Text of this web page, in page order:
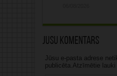
Jūsu komentārs
Jūsu e-pasta adrese
publicēta.Atzīmētie lauki